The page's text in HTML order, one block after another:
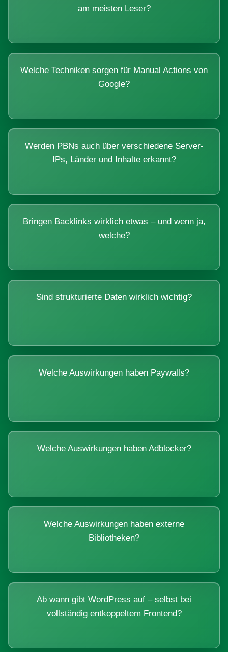
am meisten Leser?
Welche Techniken sorgen für Manual Actions von
Google?
Werden PBNs auch über verschiedene Server-
IPs, Länder und Inhalte erkannt?
Bringen Backlinks wirklich etwas – und wenn ja,
welche?
Sind strukturierte Daten wirklich wichtig?
Welche Auswirkungen haben Paywalls?
Welche Auswirkungen haben Adblocker?
Welche Auswirkungen haben externe
Bibliotheken?
Ab wann gibt WordPress auf – selbst bei
vollständig entkoppeltem Frontend?